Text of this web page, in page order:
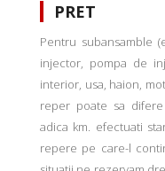
PRET
Pentru subansamble
injector, pompa de
interior, usa, haion,
reper poate sa
adica km. efectuati
repere pe care-l